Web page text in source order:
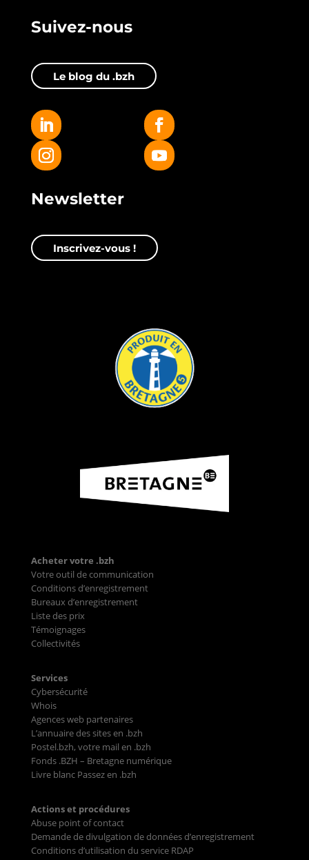
Suivez-nous
Le blog du .bzh
Newsletter
Inscrivez-vous !
Acheter votre .bzh
Votre outil de communication
Conditions d’enregistrement
Bureaux d’enregistrement
Liste des prix
Témoignages
Collectivités
Services
Cybersécurité
Whois
Agences web partenaires
L’annuaire des sites en .bzh
Postel.bzh, votre mail en .bzh
Fonds .BZH – Bretagne numérique
Livre blanc Passez en .bzh
Actions et procédures
Abuse point of contact
Demande de divulgation de données d’enregistrement
Conditions d’utilisation du service RDAP